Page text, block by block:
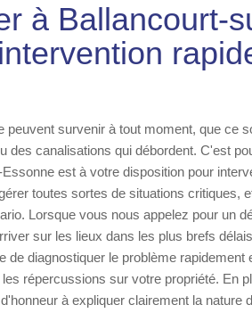
à Ballancourt-
peuvent survenir à tout moment, que ce
des canalisations qui débordent. C'est
est à votre disposition pour
toutes sortes de situations critiques,
Lorsque vous nous appelez pour un
sur les lieux dans les plus brefs
diagnostiquer le problème rapidement
répercussions sur votre propriété. En
à expliquer clairement la nature